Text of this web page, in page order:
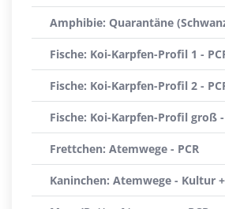
Amphibie: Quarantäne
Fische: Koi-Karpfen-Profil 1 -
Fische: Koi-Karpfen-Profil 2 -
Fische: Koi-Karpfen-Profil groß -
Frettchen: Atemwege - PCR
Kaninchen: Atemwege - Kultur +